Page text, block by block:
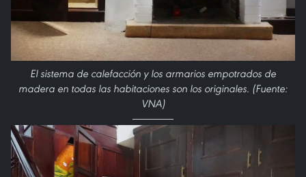
El sistema de calefacción y los armarios empotrados de
madera en todas las habitaciones son los originales. (Fuente:
VNA)